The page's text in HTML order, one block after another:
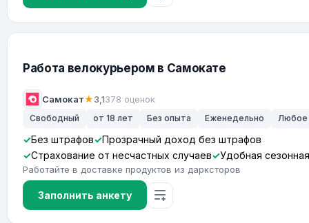
Работа велокурьером в Самокате
Самокат★3,1378 оценок
Свободный от 18 лет Без опыта Еженедельно Любое
Без штрафов
Прозрачный доход без штрафов
Страхование от несчастных случаев
Удобная
Работайте в доставке продуктов из дарксторов
Заполнить анкету